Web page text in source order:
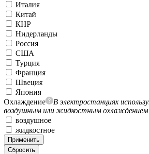
Италия
Китай
КНР
Нидерланды
Россия
США
Турция
Франция
Швеция
Япония
Охлаждение
В электростанциях
воздушным или жидкостным охлаждением
воздушное
жидкостное
Применить
Сбросить